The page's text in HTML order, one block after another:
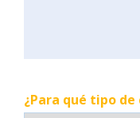
¿Para qué tipo